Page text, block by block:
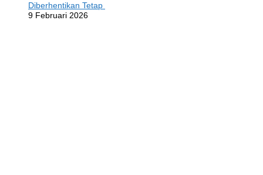
Diberhentikan Tetap
9 Februari 2026